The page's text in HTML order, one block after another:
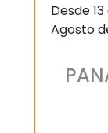
Desde
Agosto